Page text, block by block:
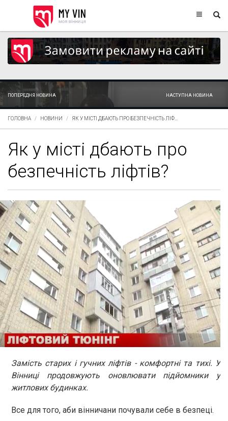
ПОПЕРЕДНЯ НОВИНА НАСТУПНА НОВИНА
ГОЛОВНА НОВИНИ ЯК У МІСТІ ДБАЮТЬ ПРО БЕЗПЕЧНІСТЬ ЛІФ...
Як у місті дбають про
безпечність ліфтів?
Замість старих і гучних ліфтів - комфортні та тихі. У
Вінниці продовжують оновлювати підйомники у
житлових будинках.
Все для того, аби вінничани почували себе в безпеці.